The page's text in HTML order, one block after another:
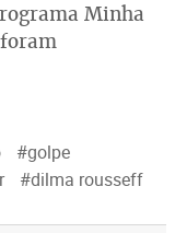
Minha
#golpe
#dilma rousseff